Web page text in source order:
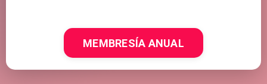
MEMBRESÍA ANUAL